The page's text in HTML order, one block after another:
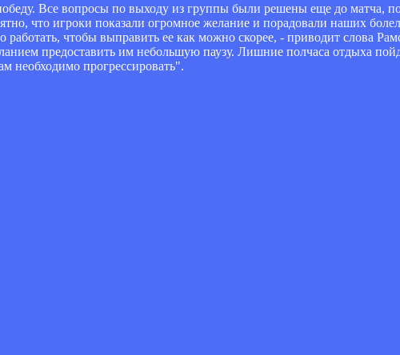
Все вопросы по выходу из группы были решены еще до матча,
что игроки показали огромное желание и порадовали наших
чтобы выправить ее как можно скорее, - приводит слова
предоставить им небольшую паузу. Лишние полчаса отдыха
необходимо прогрессировать".